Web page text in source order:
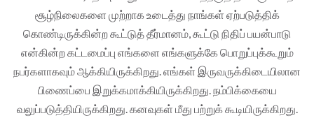
சூழ்நிலைகளை முற்றாக உடைத்து நாங்கள் ஏற்படுத்திக்
கொண்டிருக்கின்ற கூட்டுத் தீர்மானம், கூட்டு நிதிப் பயன்பாடு
என்கின்ற கட்டமைப்பு எங்களை எங்களுக்கே பொறுப்புக்கூறும்
நபர்களாகவும் ஆக்கியிருக்கிறது. எங்கள் இருவருக்கிடையிலான
பிணைப்பை இறுக்கமாக்கியிருக்கிறது. நம்பிக்கையை
வலுப்படுத்தியிருக்கிறது. கனவுகள் மீது பற்றுக் கூடியிருக்கிறது.